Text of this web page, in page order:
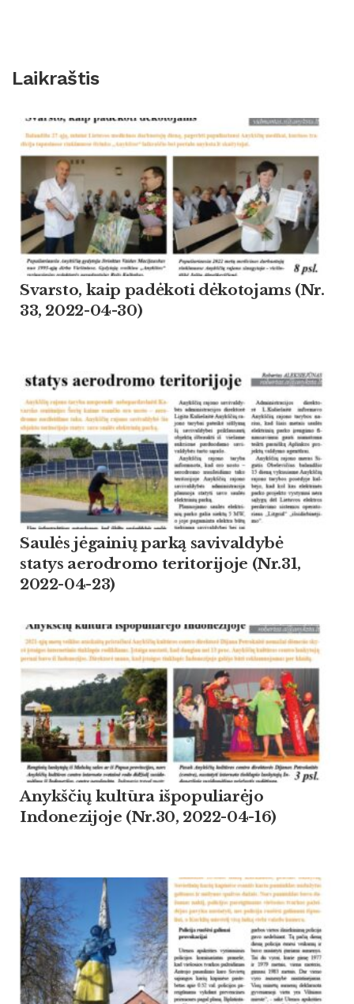
Laikraštis
Svarsto, kaip padėkoti dėkotojams (Nr.
33, 2022-04-30)
Saulės jėgainių parką savivaldybė
statys aerodromo teritorijoje (Nr.31,
2022-04-23)
Anykščių kultūra išpopuliarėjo
Indonezijoje (Nr.30, 2022-04-16)